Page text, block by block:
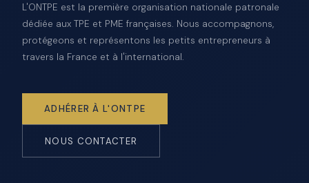
L'ONTPE est la première organisation nationale patronale
dédiée aux TPE et PME françaises. Nous accompagnons,
protégeons et représentons les petits entrepreneurs à
travers la France et à l'international.
ADHÉRER À L'ONTPE
NOUS CONTACTER